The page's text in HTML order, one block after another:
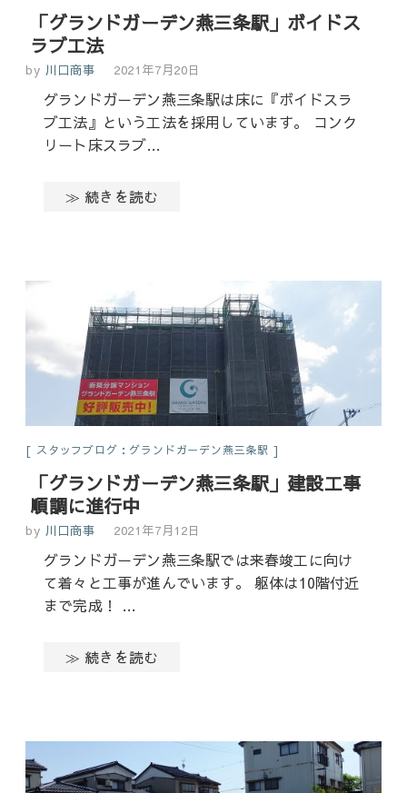
「グランドガーデン燕三条駅」ボイドス
ラブ工法
by 川口商事 2021年7月20日
グランドガーデン燕三条駅は床に『ボイドスラ
ブ工法』という工法を採用しています。 コンク
リート床スラブ…
≫ 続きを読む
スタッフブログ：グランドガーデン燕三条駅
「グランドガーデン燕三条駅」建設工事
順調に進行中
by 川口商事 2021年7月12日
グランドガーデン燕三条駅では来春竣工に向け
て着々と工事が進んでいます。 躯体は10階付近
まで完成！ …
≫ 続きを読む